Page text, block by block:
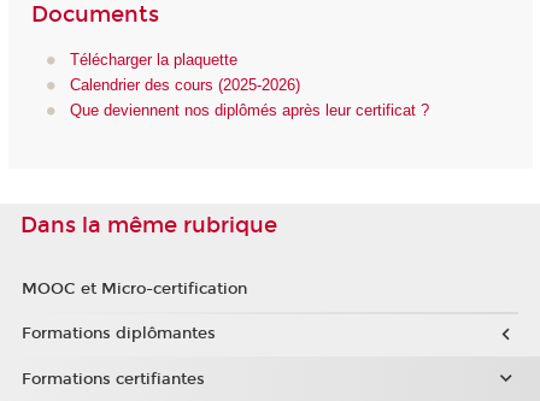
Documents
Télécharger la plaquette
Calendrier des cours (2025-2026)
Que deviennent nos diplômés après leur certificat ?
Dans la même rubrique
MOOC et Micro-certification
Formations diplômantes
Formations certifiantes